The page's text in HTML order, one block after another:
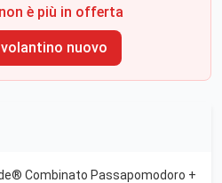
è più in offerta
nuovo
Combinato Passapomodoro +